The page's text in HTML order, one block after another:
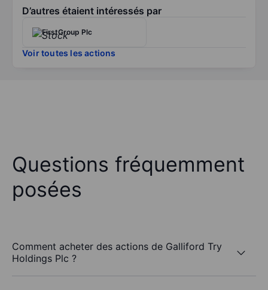
D’autres étaient intéressés par
FirstGroup Plc
Voir toutes les actions
Questions fréquemment
posées
Comment acheter des actions de Galliford Try
Holdings Plc ?